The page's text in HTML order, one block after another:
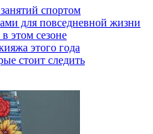
спортом
для повседневной жизни
этом сезоне
этого года
стоит следить